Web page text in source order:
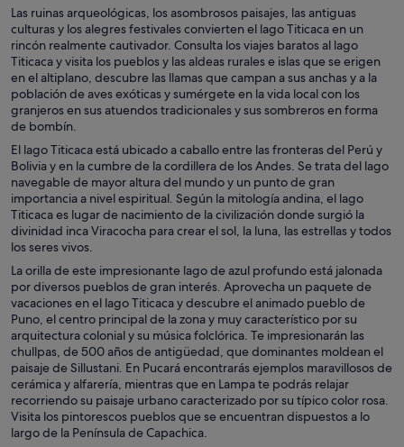
Las ruinas arqueológicas, los asombrosos paisajes, las antiguas
culturas y los alegres festivales convierten el lago Titicaca en un
rincón realmente cautivador. Consulta los viajes baratos al lago
Titicaca y visita los pueblos y las aldeas rurales e islas que se erigen
en el altiplano, descubre las llamas que campan a sus anchas y a la
población de aves exóticas y sumérgete en la vida local con los
granjeros en sus atuendos tradicionales y sus sombreros en forma
de bombín.
El lago Titicaca está ubicado a caballo entre las fronteras del Perú y
Bolivia y en la cumbre de la cordillera de los Andes. Se trata del lago
navegable de mayor altura del mundo y un punto de gran
importancia a nivel espiritual. Según la mitología andina, el lago
Titicaca es lugar de nacimiento de la civilización donde surgió la
divinidad inca Viracocha para crear el sol, la luna, las estrellas y todos
los seres vivos.
La orilla de este impresionante lago de azul profundo está jalonada
por diversos pueblos de gran interés. Aprovecha un paquete de
vacaciones en el lago Titicaca y descubre el animado pueblo de
Puno, el centro principal de la zona y muy característico por su
arquitectura colonial y su música folclórica. Te impresionarán las
chullpas, de 500 años de antigüedad, que dominantes moldean el
paisaje de Sillustani. En Pucará encontrarás ejemplos maravillosos de
cerámica y alfarería, mientras que en Lampa te podrás relajar
recorriendo su paisaje urbano caracterizado por su típico color rosa.
Visita los pintorescos pueblos que se encuentran dispuestos a lo
largo de la Península de Capachica.